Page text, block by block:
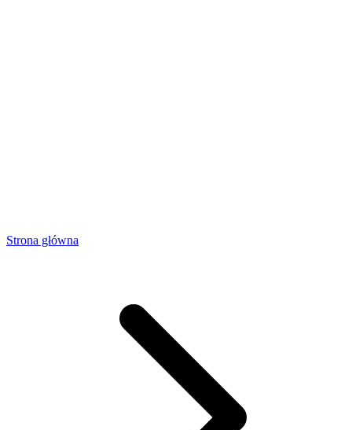
Strona główna